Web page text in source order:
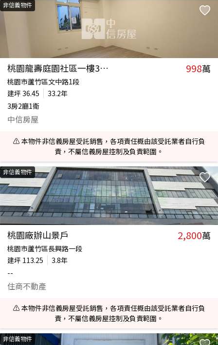
非信義物件
桃園龍壽庭園社區一樓3房車 998萬
桃園市蘆竹區文中路1段
建坪 36.45
33.2年
3房2廳1衛
中信房屋
⚠️ 本物件非信義房屋受託銷售，各項責任概由該受託業者自行負
責，不屬信義房屋控制及負責範圍。
非信義物件
桃園廠辦山景戶 2,800萬
桃園市蘆竹區長興路一段
建坪 113.25
3.8年
--
住商不動產
⚠️ 本物件非信義房屋受託銷售，各項責任概由該受託業者自行負
責，不屬信義房屋控制及負責範圍。
非信義物件